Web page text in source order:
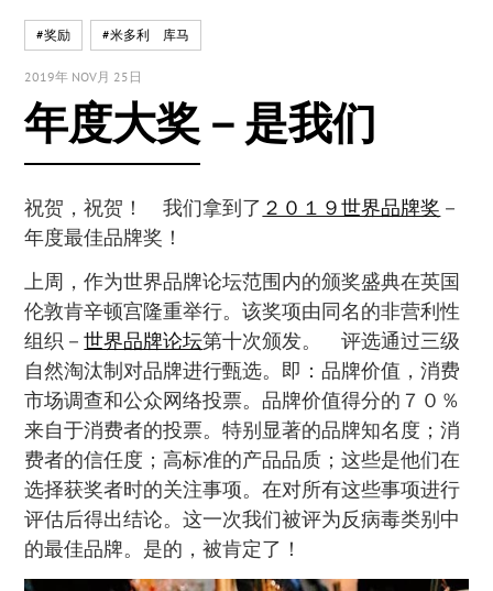
#奖励 #米多利 库马
2019年 NOV月 25日
年度大奖－是我们
祝贺，祝贺！ 我们拿到了 ２０１９世界品牌奖 －
年度最佳品牌奖！
上周，作为世界品牌论坛范围内的颁奖盛典在英国
伦敦肯辛顿宫隆重举行。该奖项由同名的非营利性
组织－世界品牌论坛第十次颁发。 评选通过三级
自然淘汰制对品牌进行甄选。即：品牌价值，消费
市场调查和公众网络投票。品牌价值得分的７０％
来自于消费者的投票。特别显著的品牌知名度；消
费者的信任度；高标准的产品品质；这些是他们在
选择获奖者时的关注事项。在对所有这些事项进行
评估后得出结论。这一次我们被评为反病毒类别中
的最佳品牌。是的，被肯定了！